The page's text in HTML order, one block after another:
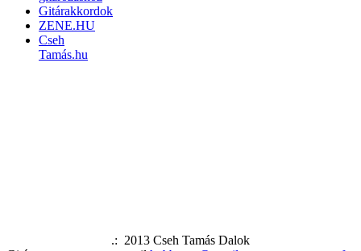
Gitárakkordok
ZENE.HU
Cseh
Tamás.hu
.: 2013 Cseh Tamás Dalok